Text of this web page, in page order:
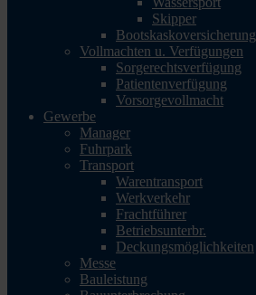
Skipper
Bootskaskoversicherung
Vollmachten u. Verfügungen
Sorgerechtsverfügung
Patientenverfügung
Vorsorgevollmacht
Gewerbe
Manager
Fuhrpark
Transport
Warentransport
Werkverkehr
Frachtführer
Betriebsunterbr.
Deckungsmöglichkeiten
Messe
Bauleistung